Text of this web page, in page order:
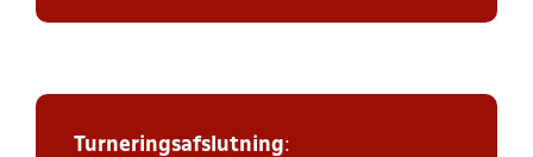
Turneringsafslutning: